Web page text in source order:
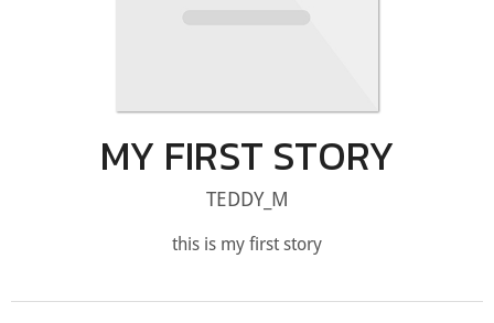
MY FIRST STORY
TEDDY_M
this is my first story